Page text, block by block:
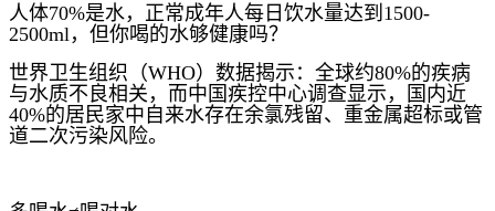
人体70%是水，正常成年人每日饮水量达到1500-
2500ml，但你喝的水够健康吗？
世界卫生组织（WHO）数据揭示：全球约80%的疾病
与水质不良相关，而中国疾控中心调查显示，国内近
40%的居民家中自来水存在余氯残留、重金属超标或管
道二次污染风险。